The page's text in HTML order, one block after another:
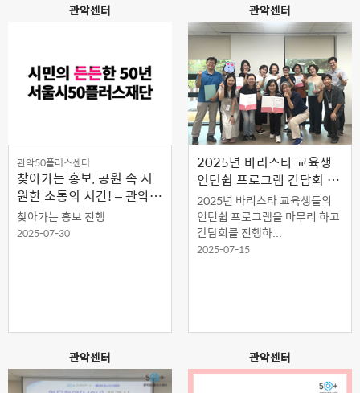
관악센터
관악50플러스센터
찾아가는 홍보, 공원 속 시
원한 소통의 시간! – 관악산
공원 & 낙성대공원 현장스
케치 –
찾아가는 홍보 진행
2025-07-30
관악센터
2025년 바리스타 교육생
인턴쉽 프로그램 간담회 진
행
2025년 바리스타 교육생들의
인턴쉽 프로그램을 마무리 하고
간담회를 진행하...
2025-07-15
관악센터 관악센터